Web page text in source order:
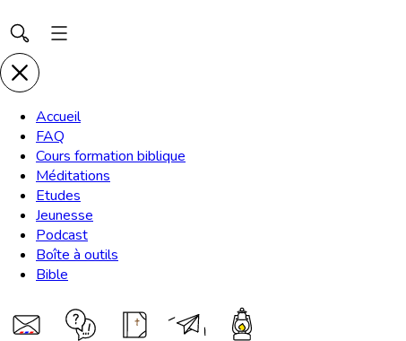
Accueil
FAQ
Cours formation biblique
Méditations
Etudes
Jeunesse
Podcast
Boîte à outils
Bible